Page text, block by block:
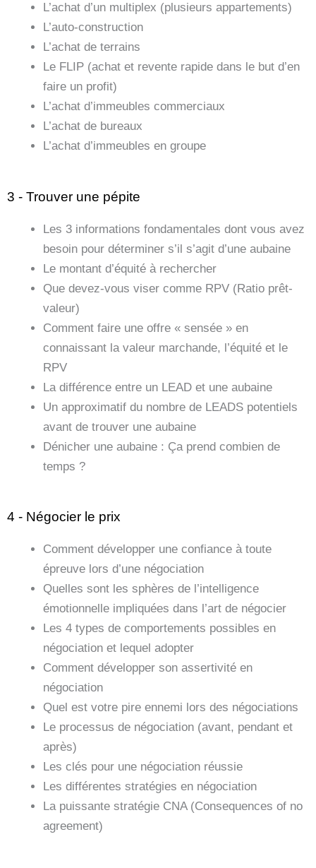
L’achat d’un multiplex (plusieurs appartements)
L’auto-construction
L’achat de terrains
Le FLIP (achat et revente rapide dans le but d’en
faire un profit)
L’achat d’immeubles commerciaux
L’achat de bureaux
L’achat d’immeubles en groupe
3 - Trouver une pépite
Les 3 informations fondamentales dont vous avez
besoin pour déterminer s’il s’agit d’une aubaine
Le montant d’équité à rechercher
Que devez-vous viser comme RPV (Ratio prêt-
valeur)
Comment faire une offre « sensée » en
connaissant la valeur marchande, l’équité et le
RPV
La différence entre un LEAD et une aubaine
Un approximatif du nombre de LEADS potentiels
avant de trouver une aubaine
Dénicher une aubaine : Ça prend combien de
temps ?
4 - Négocier le prix
Comment développer une confiance à toute
épreuve lors d’une négociation
Quelles sont les sphères de l’intelligence
émotionnelle impliquées dans l’art de négocier
Les 4 types de comportements possibles en
négociation et lequel adopter
Comment développer son assertivité en
négociation
Quel est votre pire ennemi lors des négociations
Le processus de négociation (avant, pendant et
après)
Les clés pour une négociation réussie
Les différentes stratégies en négociation
La puissante stratégie CNA (Consequences of no
agreement)